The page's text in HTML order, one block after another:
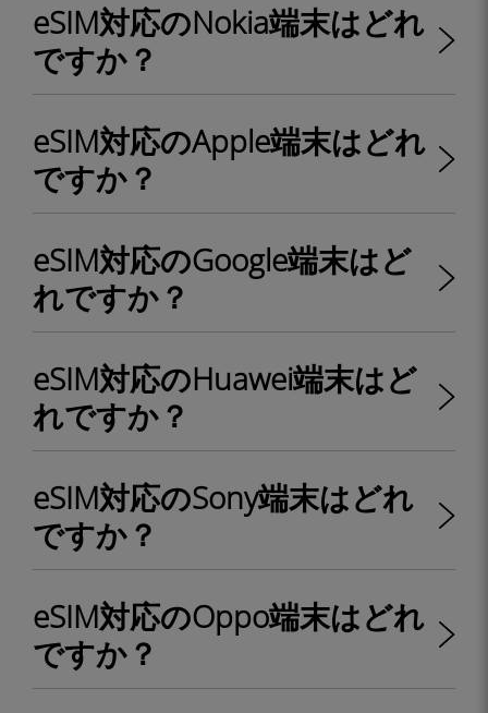
eSIM対応のNokia端末はどれ
ですか？
eSIM対応のApple端末はどれ
ですか？
eSIM対応のGoogle端末はど
れですか？
eSIM対応のHuawei端末はど
れですか？
eSIM対応のSony端末はどれ
ですか？
eSIM対応のOppo端末はどれ
ですか？